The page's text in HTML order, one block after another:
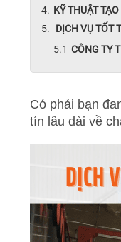
KỸ THUẬT
DỊCH VỤ TỐT
CÔNG TY
Có phải bạn
tín lâu dài về